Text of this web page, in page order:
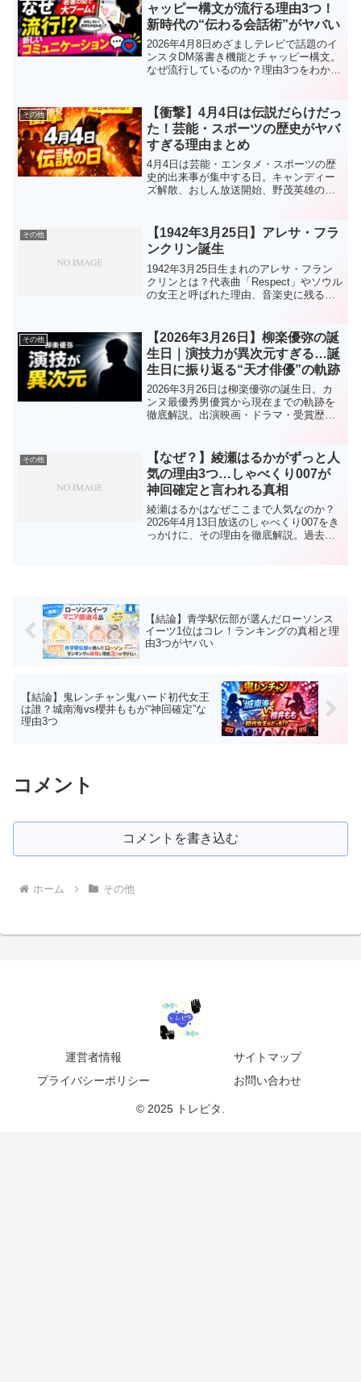
ャッピー構文が流行る理由3つ！
新時代の“伝わる会話術”がヤバい
2026年4月8日めざましテレビで話題のイ
ンスタDM落書き機能とチャッピー構文。
なぜ流行しているのか？理由3つをわかり
その他
【衝撃】4月4日は伝説だらけだっ
た！芸能・スポーツの歴史がヤバ
すぎる理由まとめ
4月4日は芸能・エンタメ・スポーツの歴
史的出来事が集中する日。キャンディー
ズ解散、おしん放送開始、野茂英雄の偉
その他
【1942年3月25日】アレサ・フラ
ンクリン誕生
1942年3月25日生まれのアレサ・フラン
クリンとは？代表曲「Respect」やソウル
の女王と呼ばれた理由、音楽史に残る功
その他
【2026年3月26日】柳楽優弥の誕
生日｜演技力が異次元すぎる…誕
生日に振り返る“天才俳優”の軌跡
2026年3月26日は柳楽優弥の誕生日。カ
ンヌ最優秀男優賞から現在までの軌跡を
徹底解説。出演映画・ドラマ・受賞歴か
その他
【なぜ？】綾瀬はるかがずっと人
気の理由3つ…しゃべくり007が
神回確定と言われる真相
綾瀬はるかはなぜここまで人気なのか？
2026年4月13日放送のしゃべくり007をき
っかけに、その理由を徹底解説。過去の
【結論】青学駅伝部が選んだローソンス
イーツ1位はコレ！ランキングの真相と理
由3つがヤバい
【結論】鬼レンチャン鬼ハード初代女王
は誰？城南海vs櫻井ももが“神回確定”な
理由3つ
コメント
コメントを書き込む
ホーム その他
運営者情報
サイトマップ
プライバシーポリシー
お問い合わせ
© 2025 トレピタ.